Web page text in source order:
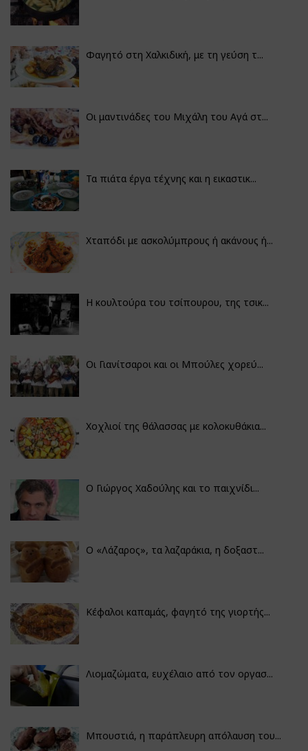
Φαγητό στη Χαλκιδική, με τη γεύση τ...
Οι μαντινάδες του Μιχάλη του Αγά στ...
Τα πιάτα έργα τέχνης και η εικαστικ...
Χταπόδι με ασκολύμπρους ή ακάνους ή...
Η κουλτούρα του τσίπουρου, της τσικ...
Οι Γιανίτσαροι και οι Μπούλες χορεύ...
Χοχλιοί της θάλασσας με κολοκυθάκια...
Ο Γιώργος Χαδούλης και το παιχνίδι...
Ο «Λάζαρος», τα λαζαράκια, η δοξαστ...
Κέφαλοι καπαμάς, φαγητό της γιορτής...
Λιομαζώματα, ευχέλαιο από τον οργασ...
Μπουστιά, η παράπλευρη απόλαυση του...